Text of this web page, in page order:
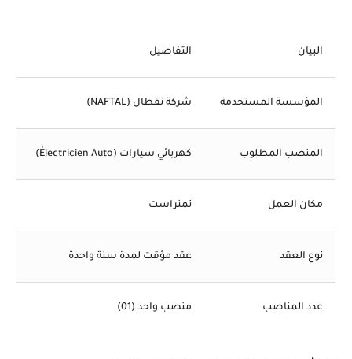
البيان التفاصيل
المؤسسة المستخدمة شركة نفطال (NAFTAL)
المنصب المطلوب كهربائي سيارات (Électricien Auto)
مكان العمل تمنراست
نوع العقد عقد مؤقت لمدة سنة واحدة
عدد المناصب منصب واحد (01)